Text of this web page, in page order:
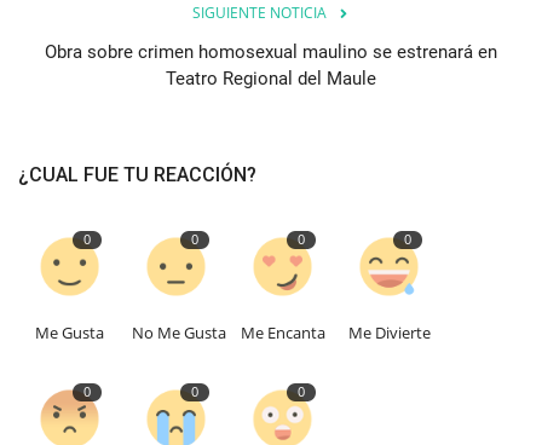
SIGUIENTE NOTICIA
Obra sobre crimen homosexual maulino se estrenará en
Teatro Regional del Maule
¿CUAL FUE TU REACCIÓN?
0
Me Gusta
0
No Me Gusta
0
Me Encanta
0
Me Divierte
0 0 0